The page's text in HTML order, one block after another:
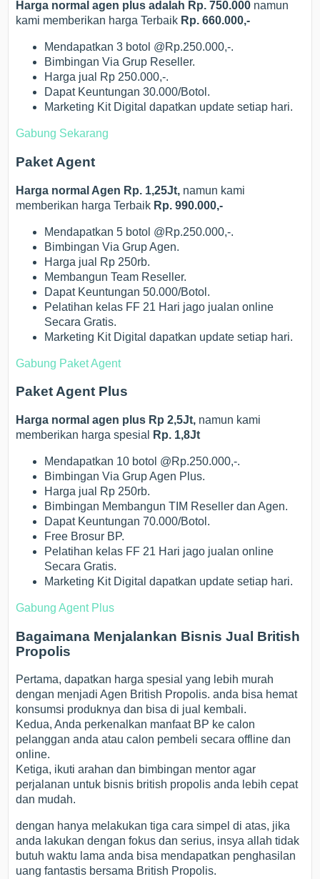
Harga normal agen plus adalah Rp. 750.000 namun
kami memberikan harga Terbaik Rp. 660.000,-
Mendapatkan 3 botol @Rp.250.000,-.
Bimbingan Via Grup Reseller.
Harga jual Rp 250.000,-.
Dapat Keuntungan 30.000/Botol.
Marketing Kit Digital dapatkan update setiap hari.
Gabung Sekarang
Paket Agent
Harga normal Agen Rp. 1,25Jt, namun kami
memberikan harga Terbaik Rp. 990.000,-
Mendapatkan 5 botol @Rp.250.000,-.
Bimbingan Via Grup Agen.
Harga jual Rp 250rb.
Membangun Team Reseller.
Dapat Keuntungan 50.000/Botol.
Pelatihan kelas FF 21 Hari jago jualan online
Secara Gratis.
Marketing Kit Digital dapatkan update setiap hari.
Gabung Paket Agent
Paket Agent Plus
Harga normal agen plus Rp 2,5Jt, namun kami
memberikan harga spesial
Rp. 1,8Jt
Mendapatkan 10 botol @Rp.250.000,-.
Bimbingan Via Grup Agen Plus.
Harga jual Rp 250rb.
Bimbingan Membangun TIM Reseller dan Agen.
Dapat Keuntungan 70.000/Botol.
Free Brosur BP.
Pelatihan kelas FF 21 Hari jago jualan online
Secara Gratis.
Marketing Kit Digital dapatkan update setiap hari.
Gabung Agent Plus
Bagaimana Menjalankan Bisnis Jual British
Propolis
Pertama, dapatkan harga spesial yang lebih murah
dengan menjadi Agen British Propolis. anda bisa hemat
konsumsi produknya dan bisa di jual kembali.
Kedua, Anda perkenalkan manfaat BP ke calon
pelanggan anda atau calon pembeli secara offline dan
online.
Ketiga, ikuti arahan dan bimbingan mentor agar
perjalanan untuk bisnis british propolis anda lebih cepat
dan mudah.
dengan hanya melakukan tiga cara simpel di atas, jika
anda lakukan dengan fokus dan serius, insya allah tidak
butuh waktu lama anda bisa mendapatkan penghasilan
uang fantastis bersama British Propolis.